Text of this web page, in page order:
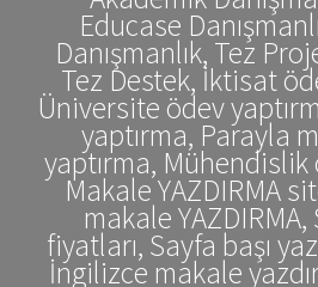
Educase
Danışmanlık, Tez
Tez Destek, İktisat
Üniversite ödev
yaptırma, Parayla
yaptırma, Mühendislik
Makale YAZDIRMA
makale
fiyatları, Sayfa başı
İngilizce makale